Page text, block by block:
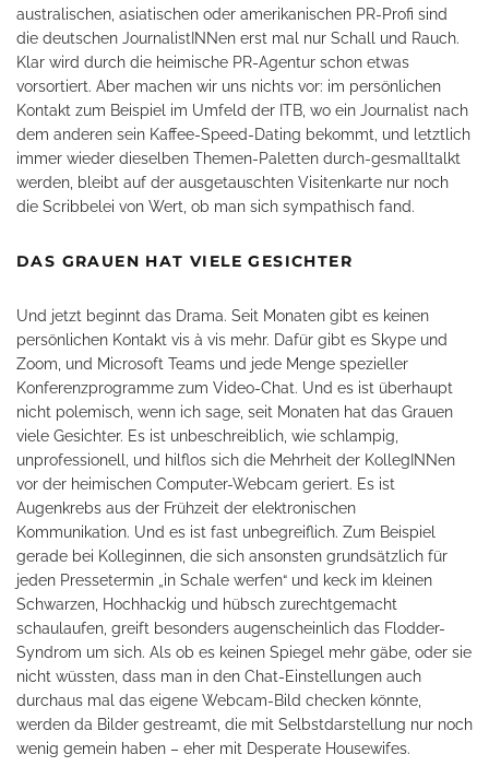
australischen, asiatischen oder amerikanischen PR-Profi sind
die deutschen JournalistINNen erst mal nur Schall und Rauch.
Klar wird durch die heimische PR-Agentur schon etwas
vorsortiert. Aber machen wir uns nichts vor: im persönlichen
Kontakt zum Beispiel im Umfeld der ITB, wo ein Journalist nach
dem anderen sein Kaffee-Speed-Dating bekommt, und letztlich
immer wieder dieselben Themen-Paletten durch-gesmalltalkt
werden, bleibt auf der ausgetauschten Visitenkarte nur noch
die Scribbelei von Wert, ob man sich sympathisch fand.
DAS GRAUEN HAT VIELE GESICHTER
Und jetzt beginnt das Drama. Seit Monaten gibt es keinen
persönlichen Kontakt vis à vis mehr. Dafür gibt es Skype und
Zoom, und Microsoft Teams und jede Menge spezieller
Konferenzprogramme zum Video-Chat. Und es ist überhaupt
nicht polemisch, wenn ich sage, seit Monaten hat das Grauen
viele Gesichter. Es ist unbeschreiblich, wie schlampig,
unprofessionell, und hilflos sich die Mehrheit der KollegINNen
vor der heimischen Computer-Webcam geriert. Es ist
Augenkrebs aus der Frühzeit der elektronischen
Kommunikation. Und es ist fast unbegreiflich. Zum Beispiel
gerade bei Kolleginnen, die sich ansonsten grundsätzlich für
jeden Pressetermin „in Schale werfen“ und keck im kleinen
Schwarzen, Hochhackig und hübsch zurechtgemacht
schaulaufen, greift besonders augenscheinlich das Flodder-
Syndrom um sich. Als ob es keinen Spiegel mehr gäbe, oder sie
nicht wüssten, dass man in den Chat-Einstellungen auch
durchaus mal das eigene Webcam-Bild checken könnte,
werden da Bilder gestreamt, die mit Selbstdarstellung nur noch
wenig gemein haben – eher mit Desperate Housewifes.